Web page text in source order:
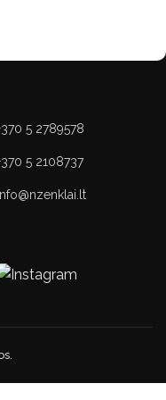
5 2789578
5 2108737